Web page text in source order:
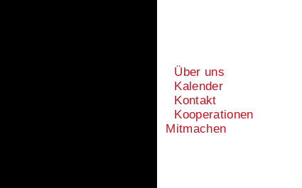
Über uns
Kalender
Kontakt
Kooperationen
Mitmachen